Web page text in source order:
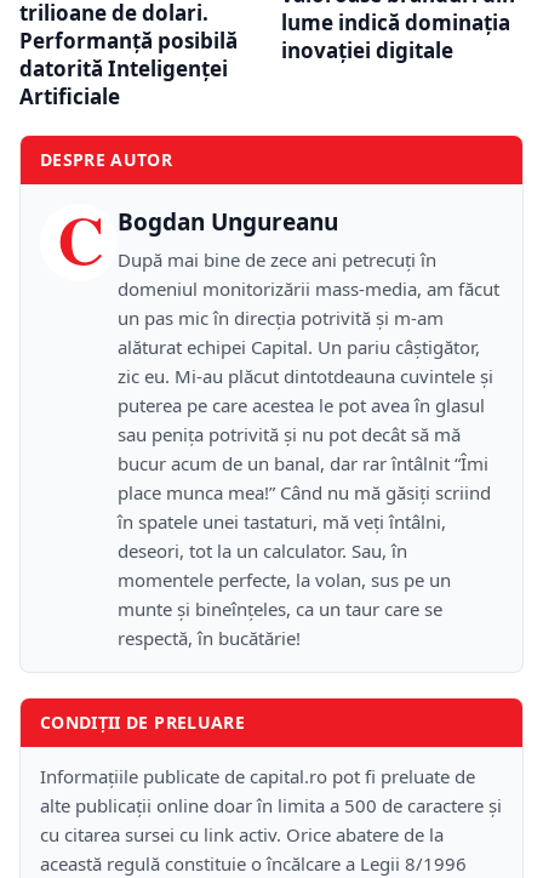
trilioane de dolari.
Performanță posibilă
datorită Inteligenței
Artificiale
lume indică dominația
inovației digitale
DESPRE AUTOR
C Bogdan Ungureanu
După mai bine de zece ani petrecuţi în
domeniul monitorizării mass-media, am făcut
un pas mic în direcţia potrivită şi m-am
alăturat echipei Capital. Un pariu câştigător,
zic eu. Mi-au plăcut dintotdeauna cuvintele şi
puterea pe care acestea le pot avea în glasul
sau peniţa potrivită şi nu pot decât să mă
bucur acum de un banal, dar rar întâlnit “Îmi
place munca mea!” Când nu mă găsiţi scriind
în spatele unei tastaturi, mă veţi întâlni,
deseori, tot la un calculator. Sau, în
momentele perfecte, la volan, sus pe un
munte şi bineînţeles, ca un taur care se
respectă, în bucătărie!
CONDIȚII DE PRELUARE
Informațiile publicate de capital.ro pot fi preluate de
alte publicații online doar în limita a 500 de caractere și
cu citarea sursei cu link activ. Orice abatere de la
această regulă constituie o încălcare a Legii 8/1996